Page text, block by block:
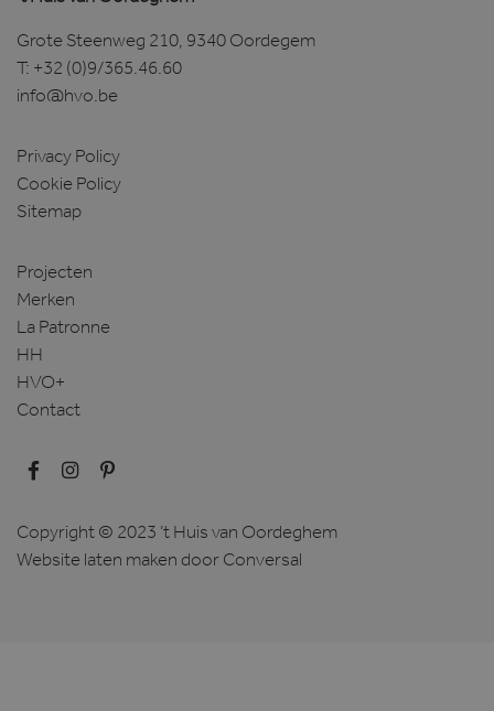
Grote Steenweg 210, 9340 Oordegem
T: +32 (0)9/365.46.60
info@hvo.be
Privacy Policy
Cookie Policy
Sitemap
Projecten
Merken
La Patronne
HH
HVO+
Contact
Copyright © 2023 ’t Huis van Oordeghem
Website laten maken door Conversal